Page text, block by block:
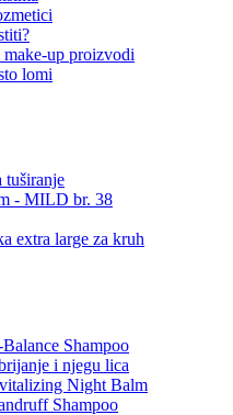
up proizvodi
lomi
tuširanje
- MILD br. 38
extra large za kruh
Shampoo
i njegu lica
Night Balm
Shampoo